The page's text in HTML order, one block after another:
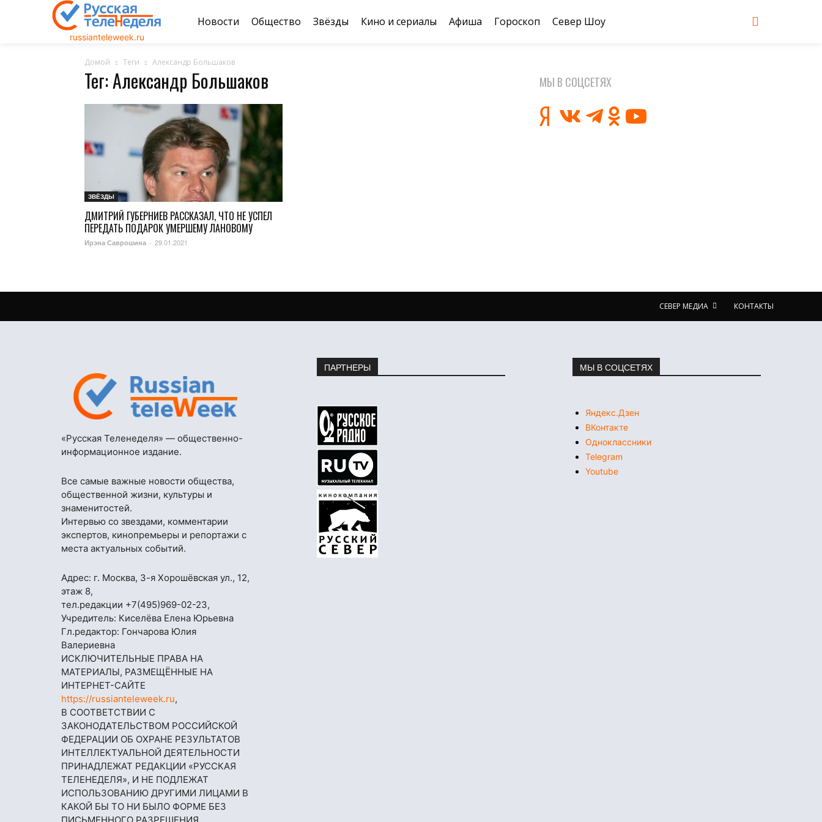
russianteleweek.ru
Новости Общество Звёзды Кино и сериалы Афиша Гороскоп Север Шоу
Домой Теги Александр Большаков
Тег: Александр Большаков
ЗВЁЗДЫ
ДМИТРИЙ ГУБЕРНИЕВ РАССКАЗАЛ, ЧТО НЕ УСПЕЛ
ПЕРЕДАТЬ ПОДАРОК УМЕРШЕМУ ЛАНОВОМУ
Ирэна Саврошина - 29.01.2021
МЫ В СОЦСЕТЯХ
СЕВЕР МЕДИА КОНТАКТЫ
«Русская Теленеделя» — общественно-
информационное издание.
Все самые важные новости общества,
общественной жизни, культуры и
знаменитостей.
Интервью со звездами, комментарии
экспертов, кинопремьеры и репортажи с
места актуальных событий.
Адрес: г. Москва, 3-я Хорошёвская ул., 12,
этаж 8,
тел.редакции +7(495)969-02-23,
Учредитель: Киселёва Елена Юрьевна
Гл.редактор: Гончарова Юлия
Валериевна
ИСКЛЮЧИТЕЛЬНЫЕ ПРАВА НА
МАТЕРИАЛЫ, РАЗМЕЩЁННЫЕ НА
ИНТЕРНЕТ-САЙТЕ
https://russianteleweek.ru,
В СООТВЕТСТВИИ С
ЗАКОНОДАТЕЛЬСТВОМ РОССИЙСКОЙ
ФЕДЕРАЦИИ ОБ ОХРАНЕ РЕЗУЛЬТАТОВ
ИНТЕЛЛЕКТУАЛЬНОЙ ДЕЯТЕЛЬНОСТИ
ПРИНАДЛЕЖАТ РЕДАКЦИИ «РУССКАЯ
ТЕЛЕНЕДЕЛЯ», И НЕ ПОДЛЕЖАТ
ИСПОЛЬЗОВАНИЮ ДРУГИМИ ЛИЦАМИ В
КАКОЙ БЫ ТО НИ БЫЛО ФОРМЕ БЕЗ
ПАРТНЕРЫ МЫ В СОЦСЕТЯХ
Яндекс.Дзен
ВКонтакте
Одноклассники
Telegram
Youtube